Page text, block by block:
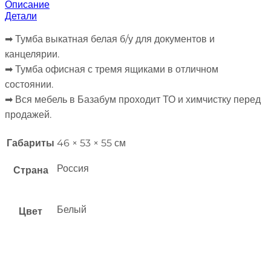
Описание
Детали
➡︎ Тумба выкатная белая б/у для документов и
канцелярии.
➡︎ Тумба офисная с тремя ящиками в отличном
состоянии.
➡︎ Вся мебель в Базабум проходит ТО и химчистку перед
продажей.
Габариты 46 × 53 × 55 см
Страна Россия
Цвет Белый